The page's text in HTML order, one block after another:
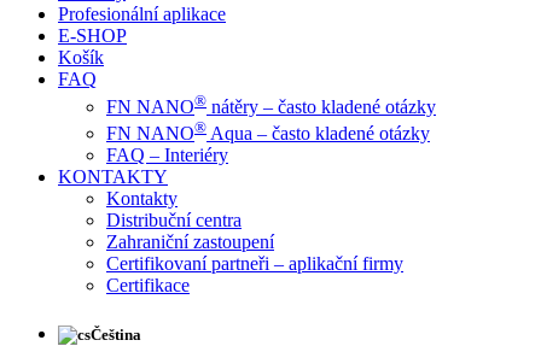
Profesionální aplikace
E-SHOP
Košík
FAQ
FN NANO® nátěry – často kladené otázky
FN NANO® Aqua – často kladené otázky
FAQ – Interiéry
KONTAKTY
Kontakty
Distribuční centra
Zahraniční zastoupení
Certifikovaní partneři – aplikační firmy
Certifikace
Čeština